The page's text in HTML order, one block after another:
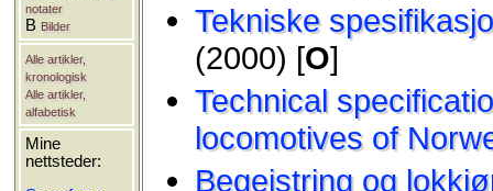
notater
B Bilder
Alle artikler,
kronologisk
Alle artikler,
alfabetisk
Mine
nettsteder:
Tekniske
(2000) [O]
Technical
locomotives of
Begeistring og